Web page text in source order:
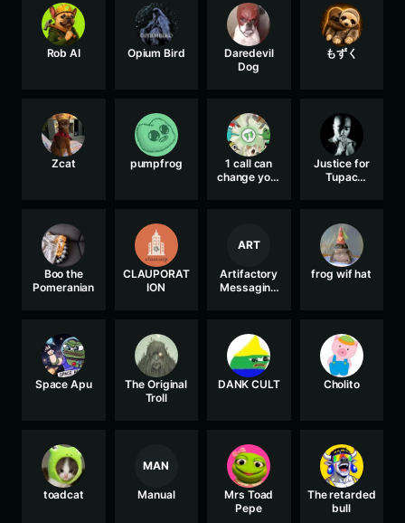
Rob AI Opium Bird
Daredevil
Dog
もずく
Zcat pumpfrog
1 call can
change your
Justice for
Tupac
Boo the
Pomeranian
CLAUPORAT
ION
ART
Artifactory
Messaging
frog wif hat
Space Apu
The Original
Troll
DANK CULT Cholito
toadcat
MAN
Manual
Mrs Toad
Pepe
The retarded
bull